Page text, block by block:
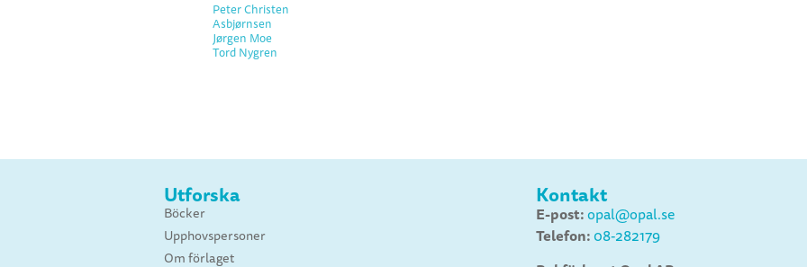
Peter Christen
Asbjørnsen
Jørgen Moe
Tord Nygren
Utforska
Böcker
Upphovspersoner
Om förlaget
Kontakt
E-post:opal@opal.se
Telefon:08-282179